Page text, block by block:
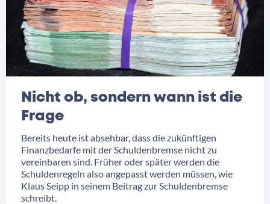
Nicht ob, sondern wann ist die
Frage
Bereits heute ist absehbar, dass die zukünftigen
Finanzbedarfe mit der Schuldenbremse nicht zu
vereinbaren sind. Früher oder später werden die
Schuldenregeln also angepasst werden müssen, wie
Klaus Seipp in seinem Beitrag zur Schuldenbremse
schreibt.